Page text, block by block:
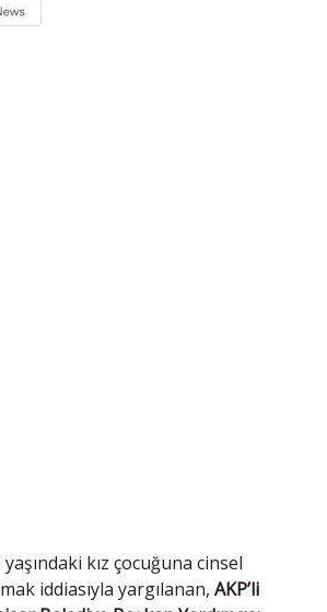
kız çocuğuna cinsel
iddiasıyla yargılanan, AKP’li